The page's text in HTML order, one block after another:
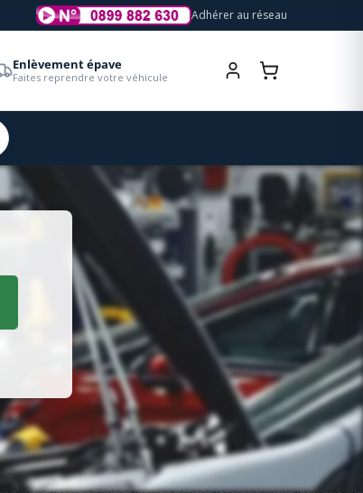
Adhérer au réseau
Enlèvement épave
Faites reprendre votre véhicule